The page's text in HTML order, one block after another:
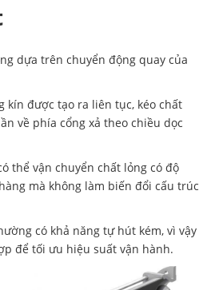
dựa trên chuyển động quay của
kín được tạo ra liên tục, kéo chất
về phía cổng xả theo chiều dọc
thể vận chuyển chất lỏng có độ
mà không làm biến đổi cấu trúc
có khả năng tự hút kém, vì vậy
để tối ưu hiệu suất vận hành.